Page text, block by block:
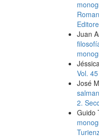
Juan
Vol.
José
2.
Guido